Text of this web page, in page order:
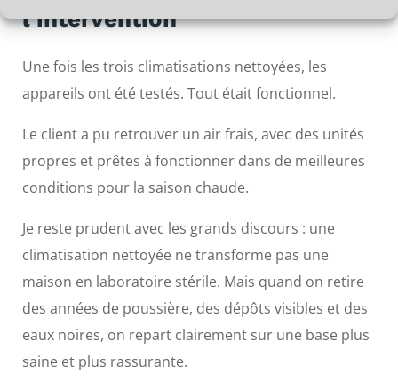
l’intervention
Une fois les trois climatisations nettoyées, les
appareils ont été testés. Tout était fonctionnel.
Le client a pu retrouver un air frais, avec des unités
propres et prêtes à fonctionner dans de meilleures
conditions pour la saison chaude.
Je reste prudent avec les grands discours : une
climatisation nettoyée ne transforme pas une
maison en laboratoire stérile. Mais quand on retire
des années de poussière, des dépôts visibles et des
eaux noires, on repart clairement sur une base plus
saine et plus rassurante.